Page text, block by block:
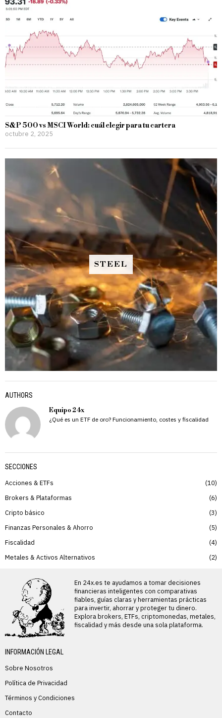
S&P 500 vs MSCI World: cuál elegir para tu cartera
octubre 2, 2025
STEEL
AUTHORS
Equipo 24x
¿Qué es un ETF de oro? Funcionamiento, costes y fiscalidad
SECCIONES
Acciones & ETFs
10
Brokers & Plataformas
6
Cripto básico
3
Finanzas Personales & Ahorro
5
Fiscalidad
4
Metales & Activos Alternativos
2
En 24x.es te ayudamos a tomar decisiones
financieras inteligentes con comparativas
fiables, guías claras y herramientas prácticas
para invertir, ahorrar y proteger tu dinero.
Explora brokers, ETFs, criptomonedas, metales,
fiscalidad y más desde una sola plataforma.
INFORMACIÓN LEGAL
Sobre Nosotros
Política de Privacidad
Términos y Condiciones
Contacto